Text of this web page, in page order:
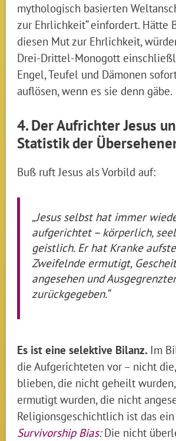
mythologisch basierten
zur Ehrlichkeit“ einfordert. Hätte
diesen Mut zur Ehrlichkeit,
Drei-Drittel-Monogott
Engel, Teufel und Dämonen
auflösen, wenn es sie denn gäbe.
4. Der Aufrichter Jesus
Statistik der
Buß ruft Jesus als Vorbild auf:
„Jesus selbst hat immer
aufgerichtet – körperlich,
geistlich. Er hat Kranke
Zweifelnde ermutigt,
angesehen und
zurückgegeben.“
Es ist eine selektive Bilanz. Im
die Aufgerichteten vor – nicht
blieben, die nicht geheilt
ermutigt wurden, die nicht
Religionsgeschichtlich ist das
Survivorship Bias:Die nicht